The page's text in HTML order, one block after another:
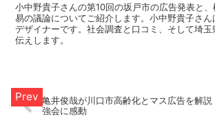
小中野貴子さんの第10回の坂戸市の広告発表と
易の議論についてご紹介します。小中野貴子さん
デザイナーです。社会調査と口コミ、そして埼
伝えします。
亀井俊哉が川口市高齢化とマス広告を解
強会に感動